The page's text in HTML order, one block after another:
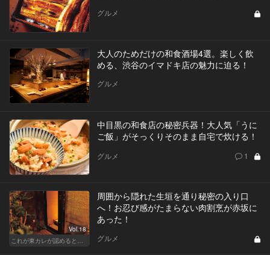
グルメ
大人のためだけの和食酒場4選。楽しく飲
める、渋谷のイマドキ店の魅力に迫る！
グルメ
中目黒の和食店の秘密兵器！大人気「うに
ご飯」がそっくりそのまま自宅で炊ける！
グルメ 1
Vol.18
周囲から隠れた生垣を通り秘密の入り口
へ！お忍び感がたまらない肉割烹が赤坂に
あった！
グルメ